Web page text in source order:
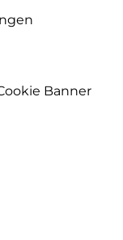
Banner